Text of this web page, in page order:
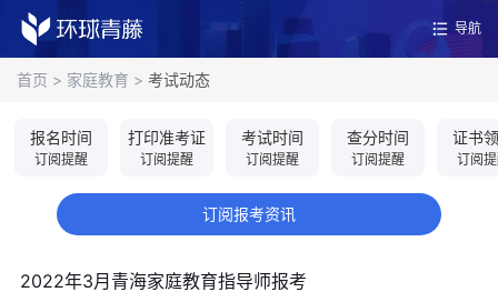
导航
首页 > 家庭教育 > 考试动态
报名时间
订阅提醒
打印准考证
订阅提醒
考试时间
订阅提醒
查分时间
订阅提醒
证书
订阅
订阅报考资讯
2022年3月青海家庭教育指导师报考